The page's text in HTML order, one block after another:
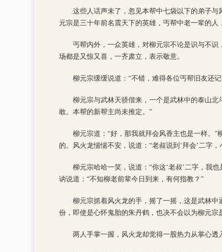
这些人话声未了，忽见本帮中七袋以下的弟子
元宗是三十年前名震天下的英雄，丐帮中老一辈的
丐帮内外，一众英雄，对柳元宗不论是识与不
场都是又惊又喜，一齐肃立，表示敬意。
柳元宗缓缓说道：“不错，难得各位丐帮旧友还
柳元宗与武林天骄偕来，一个是武林中的泰山
敢。本帮的新帮主尚未推定。”
柳元宗道：“好，那我就拜会风香主也是一样。
的。风火龙惴惴不安，说道：“老叔说到‘拜会’二字
柳元宗哈哈一笑，说道：“你这‘老叔’二字，我
讷说道：“不知柳老前辈今日到来，有何指教？”
柳元宗抓着风火龙的手，摇了一摇，这是武林
份，即使是心怀鬼胎的朱丹鹤，也决不会以为柳元
两人手掌一握，风火龙却觉得一股热力从掌心